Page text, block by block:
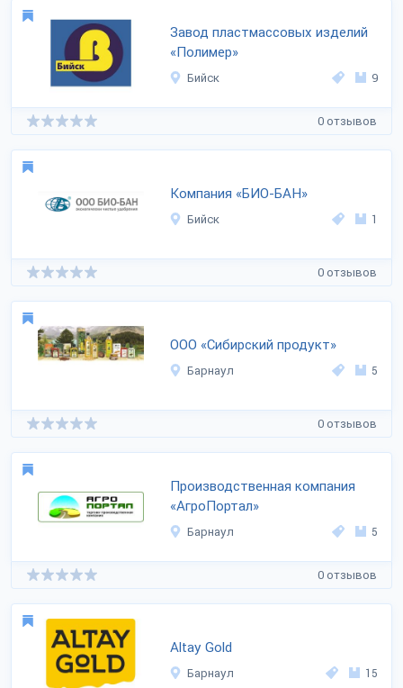
Завод пластмассовых изделий
«Полимер»
Бийск 9
0 отзывов
Компания «БИО-БАН»
Бийск 1
0 отзывов
ООО «Сибирский продукт»
Барнаул 5
0 отзывов
Производственная компания
«АгроПортал»
Барнаул 5
0 отзывов
Altay Gold
Барнаул 15